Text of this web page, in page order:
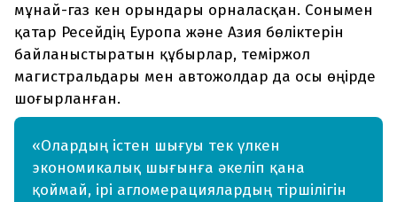
мұнай-газ кен орындары орналасқан. Сонымен
қатар Ресейдің Еуропа және Азия бөліктерін
байланыстыратын құбырлар, теміржол
магистральдары мен автожолдар да осы өңірде
шоғырланған.
«Олардың істен шығуы тек үлкен
экономикалық шығынға әкеліп қана
қоймай, ірі агломерациялардың тіршілігін